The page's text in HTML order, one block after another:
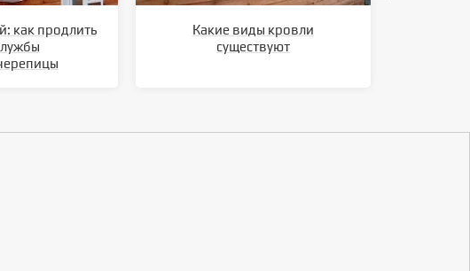
как продлить
Какие виды кровли
существуют